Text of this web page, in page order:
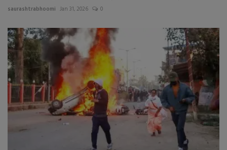
saurashtrabhoomi Jan 31, 2026 0